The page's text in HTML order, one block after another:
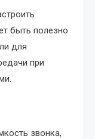
быть полезно
для
при
звонка,